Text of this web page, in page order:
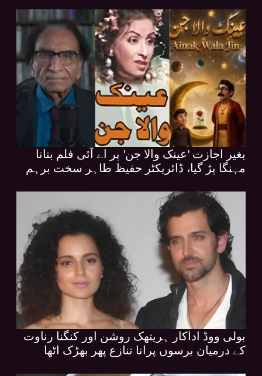
بغیر اجازت 'عینک والا جن' پر اے آئی فلم بنانا
مہنگا پڑ گیا، ڈائریکٹر حفیظ طاہر سخت برہم
بولی ووڈ اداکار ہریتھک روشن اور کنگنا رناوت
کے درمیان برسوں پرانا تنازع پھر بھڑک اٹھا